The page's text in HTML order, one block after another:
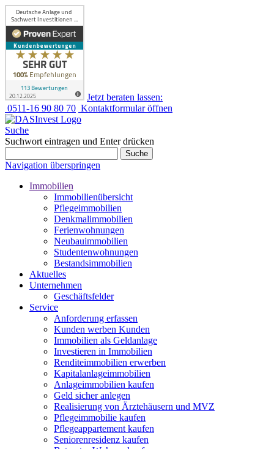
Jetzt beraten lassen:
0511-16 90 80 70 Kontaktformular öffnen
Suche
Suchwort eintragen und Enter drücken
Suche
Navigation überspringen
Immobilien
Immobilienübersicht
Pflegeimmobilien
Denkmalimmobilien
Ferienwohnungen
Neubauimmobilien
Studentenwohnungen
Bestandsimmobilien
Aktuelles
Unternehmen
Geschäftsfelder
Service
Anforderung erfassen
Kunden werben Kunden
Immobilien als Geldanlage
Investieren in Immobilien
Renditeimmobilien erwerben
Kapitalanlageimmobilien
Anlageimmobilien kaufen
Geld sicher anlegen
Realisierung von Ärztehäusern und MVZ
Pflegeimmobilie kaufen
Pflegeappartement kaufen
Seniorenresidenz kaufen